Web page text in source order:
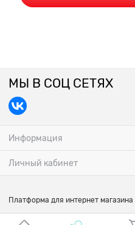
МЫ В СОЦ СЕТЯХ
Информация
Личный кабинет
Платформа для интернет магазина